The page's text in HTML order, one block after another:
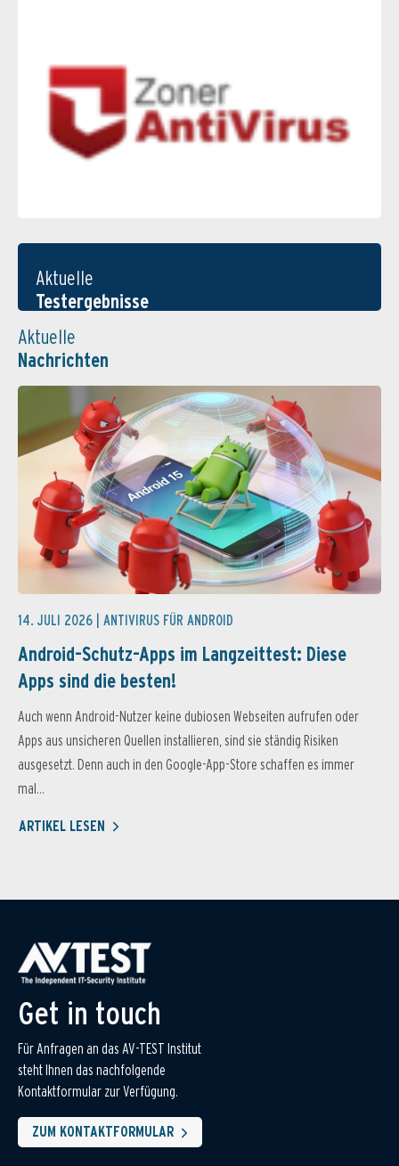
Aktuelle
Testergebnisse
Aktuelle
Nachrichten
14. JULI 2026 | ANTIVIRUS FÜR ANDROID
Android-Schutz-Apps im Langzeittest: Diese
Apps sind die besten!
Auch wenn Android-Nutzer keine dubiosen Webseiten aufrufen oder
Apps aus unsicheren Quellen installieren, sind sie ständig Risiken
ausgesetzt. Denn auch in den Google-App-Store schaffen es immer
mal...
ARTIKEL LESEN
Get in touch
Für Anfragen an das AV-TEST Institut
steht Ihnen das nachfolgende
Kontaktformular zur Verfügung.
ZUM KONTAKTFORMULAR